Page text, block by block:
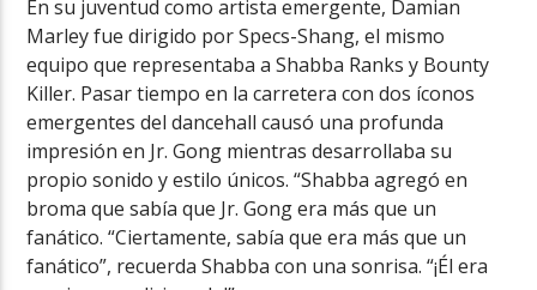
En su juventud como artista emergente, Damian
Marley fue dirigido por Specs-Shang, el mismo
equipo que representaba a Shabba Ranks y Bounty
Killer. Pasar tiempo en la carretera con dos íconos
emergentes del dancehall causó una profunda
impresión en Jr. Gong mientras desarrollaba su
propio sonido y estilo únicos. “Shabba agregó en
broma que sabía que Jr. Gong era más que un
fanático. “Ciertamente, sabía que era más que un
fanático”, recuerda Shabba con una sonrisa. “¡Él era